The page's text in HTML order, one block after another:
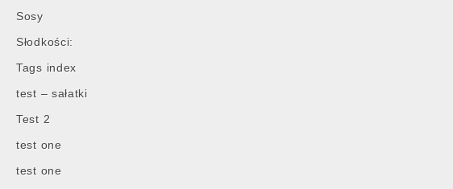
Sosy
Słodkości:
Tags index
test – sałatki
Test 2
test one
test one